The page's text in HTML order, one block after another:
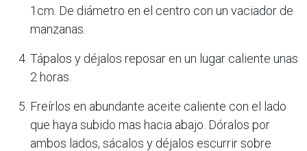
1cm. De diámetro en el centro con un vaciador de
manzanas.
Tápalos y déjalos reposar en un lugar caliente unas
2 horas.
Freírlos en abundante aceite caliente con el lado
que haya subido mas hacia abajo. Dóralos por
ambos lados, sácalos y déjalos escurrir sobre